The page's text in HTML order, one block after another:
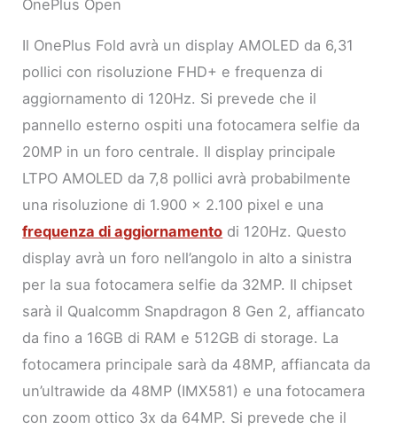
OnePlus Open
Il OnePlus Fold avrà un display AMOLED da 6,31
pollici con risoluzione FHD+ e frequenza di
aggiornamento di 120Hz. Si prevede che il
pannello esterno ospiti una fotocamera selfie da
20MP in un foro centrale. Il display principale
LTPO AMOLED da 7,8 pollici avrà probabilmente
una risoluzione di 1.900 x 2.100 pixel e una
frequenza di aggiornamento di 120Hz. Questo
display avrà un foro nell’angolo in alto a sinistra
per la sua fotocamera selfie da 32MP. Il chipset
sarà il Qualcomm Snapdragon 8 Gen 2, affiancato
da fino a 16GB di RAM e 512GB di storage. La
fotocamera principale sarà da 48MP, affiancata da
un’ultrawide da 48MP (IMX581) e una fotocamera
con zoom ottico 3x da 64MP. Si prevede che il